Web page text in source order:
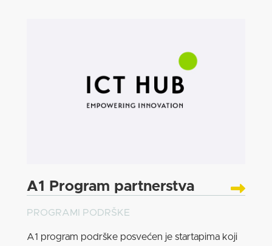
A1 Program partnerstva
PROGRAMI PODRŠKE
A1 program podrške posvećen je startapima koji